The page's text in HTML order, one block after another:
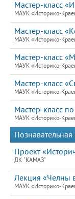
Мастер-класс
МАУК «Историко-
Мастер-класс
МАУК «Историко-
Мастер-класс
МАУК «Историко-
Мастер-класс
МАУК «Историко-
Мастер-класс
МАУК «Историко-
Проект
ДК "КАМАЗ"
Лекция «Челны
МАУК «Историко-